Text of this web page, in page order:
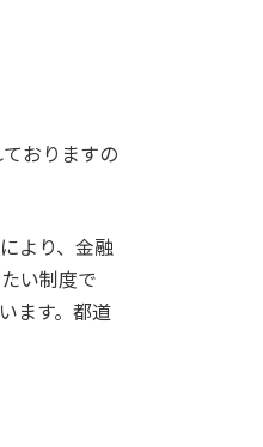
おりますの
より、金融
い制度で
ます。都道